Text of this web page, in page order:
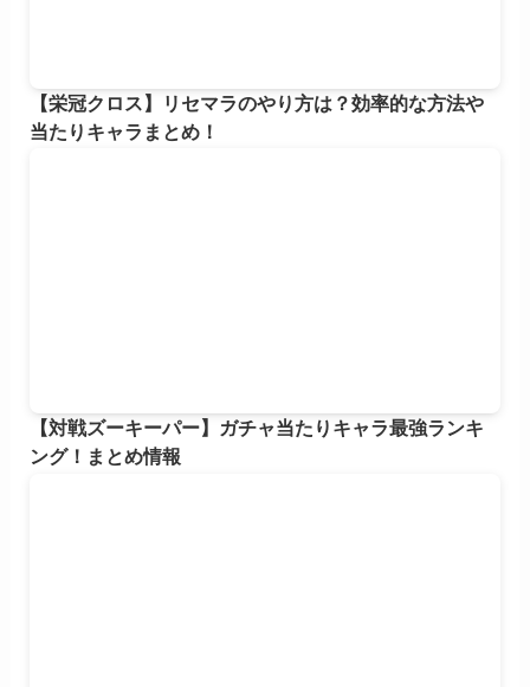
【栄冠クロス】リセマラのやり方は？効率的な方法や
当たりキャラまとめ！
【対戦ズーキーパー】ガチャ当たりキャラ最強ランキ
ング！まとめ情報